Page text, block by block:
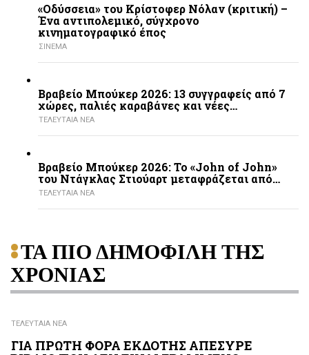
«Οδύσσεια» του Κρίστοφερ Νόλαν (κριτική) –
Ένα αντιπολεμικό, σύγχρονο
κινηματογραφικό έπος
ΣΙΝΕΜΑ
Βραβείο Μπούκερ 2026: 13 συγγραφείς από 7
χώρες, παλιές καραβάνες και νέες…
ΤΕΛΕΥΤΑΙΑ ΝΕΑ
Βραβείο Μπούκερ 2026: Το «John of John»
του Ντάγκλας Στιούαρτ μεταφράζεται από…
ΤΕΛΕΥΤΑΙΑ ΝΕΑ
ΤΑ ΠΙΟ ΔΗΜΟΦΙΛΗ ΤΗΣ
ΧΡΟΝΙΑΣ
ΤΕΛΕΥΤΑΙΑ ΝΕΑ
ΓΙΑ ΠΡΩΤΗ ΦΟΡΑ ΕΚΔΟΤΗΣ ΑΠΕΣΥΡΕ